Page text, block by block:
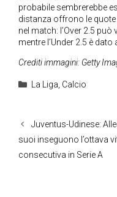
probabile sembrerebbe
distanza offrono le
nel match: l’Over 2.5
mentre l’Under 2.5 è dato
Crediti immagini: Getty
Categorie
La Liga, Calcio
Juventus-Udinese:
suoi inseguono l’ottava
consecutiva in Serie A